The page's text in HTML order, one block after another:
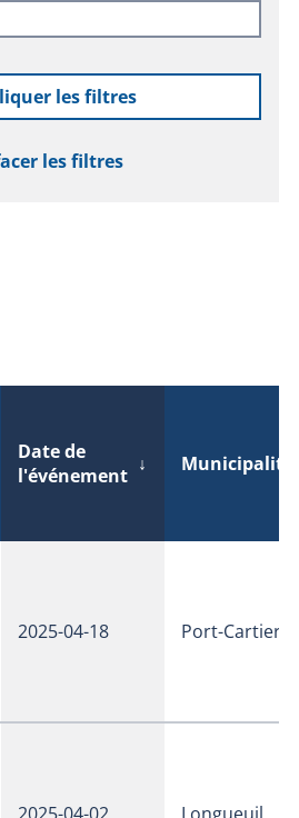
les filtres
les filtres
Date de
l'événement ↓ Municipalité
2025-04-18 Port-Cartier